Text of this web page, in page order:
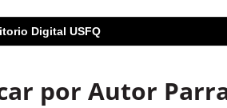
Digital USFQ
por Autor